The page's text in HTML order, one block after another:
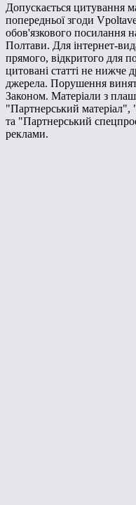
Допускається цитування
попередньої згоди
обов'язкового посилання
Полтави. Для інтернет-
прямого, відкритого для
цитовані статті не нижче
джерела. Порушення
Законом. Матеріали з
"Партнерський
та "Партнерський
реклами.